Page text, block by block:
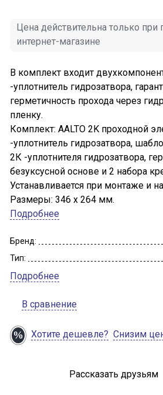
Цена действительна только при
интернет-магазине
В комплект входит
-уплотнитель гидрозатвора,
герметичность прохода через
пленку.
Комплект: AALTO 2K проходной
-уплотнитель гидрозатвора,
2К -уплотнителя гидрозатвора,
безуксусной основе и 2 набора
Устанавливается при монтаже и
Размеры: 346 х 264 мм.
Подробнее
Бренд:
Тип:
Подробнее
В сравнение
Хотите дешевле? Снизим
Рассказать друзьям